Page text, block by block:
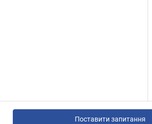
Поставити запитання